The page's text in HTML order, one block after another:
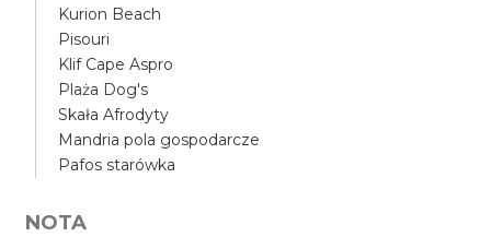
Kurion Beach
Pisouri
Klif Cape Aspro
Plaża Dog's
Skała Afrodyty
Mandria pola gospodarcze
Pafos starówka
NOTA